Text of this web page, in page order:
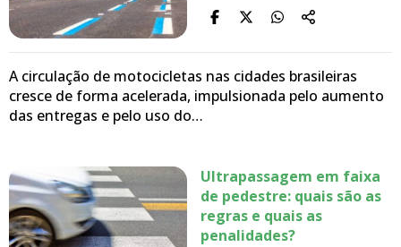
A circulação de motocicletas nas cidades brasileiras
cresce de forma acelerada, impulsionada pelo aumento
das entregas e pelo uso do…
Ultrapassagem em faixa
de pedestre: quais são as
regras e quais as
penalidades?